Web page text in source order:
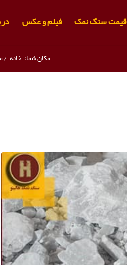
قیمت سنگ نمک فیلم و عکس
مکان شما: خانه /